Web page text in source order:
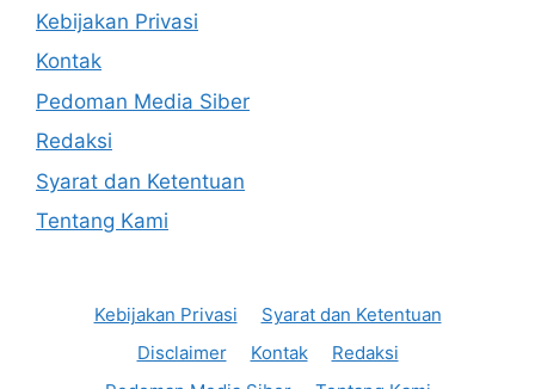
Kebijakan Privasi
Kontak
Pedoman Media Siber
Redaksi
Syarat dan Ketentuan
Tentang Kami
Kebijakan Privasi
Syarat dan Ketentuan
Disclaimer
Kontak
Redaksi